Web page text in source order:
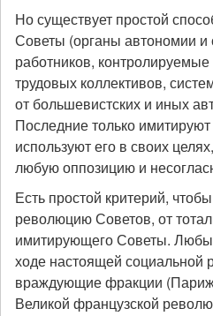
Но существует простой
Советы (органы автономии и
работников,
трудовых коллективов,
от большевистских и иных
Последние только
используют его в своих
любую оппозицию и
Есть простой критерий,
революцию Советов, от
имитирующего Советы.
ходе настоящей социальной
враждующие фракции
Великой французской